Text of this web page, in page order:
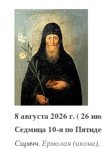
8 августа 2026 г. ( 26
Седмица 10-я по
Сщмчч. Ермолая(икона),